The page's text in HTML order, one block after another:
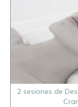
2 sesiones de